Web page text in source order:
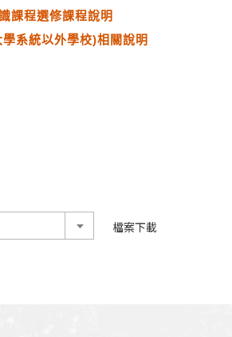
課程選修課程說明
系統以外學校)相關說明
檔案下載